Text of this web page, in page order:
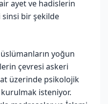
ayet ve hadislerin
bir şekilde
yoğun
çevresi askeri
üzerinde psikolojik
isteniyor.